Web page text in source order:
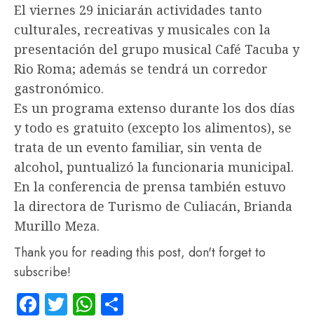
El viernes 29 iniciarán actividades tanto
culturales, recreativas y musicales con la
presentación del grupo musical Café Tacuba y
Rio Roma; además se tendrá un corredor
gastronómico.
Es un programa extenso durante los dos días
y todo es gratuito (excepto los alimentos), se
trata de un evento familiar, sin venta de
alcohol, puntualizó la funcionaria municipal.
En la conferencia de prensa también estuvo
la directora de Turismo de Culiacán, Brianda
Murillo Meza.
Thank you for reading this post, don't forget to
subscribe!
Facebook
TwitterWhatsApp